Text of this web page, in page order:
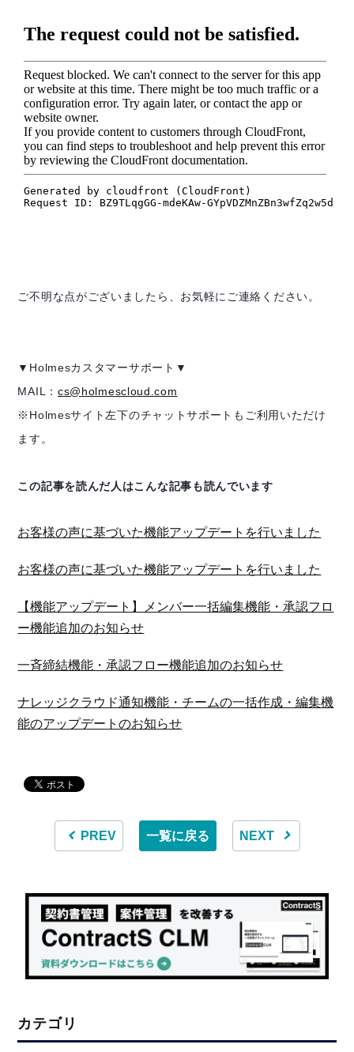
ご不明な点がございましたら、お気軽にご連絡ください。
▼Holmesカスタマーサポート▼
MAIL： cs@holmescloud.com
※Holmesサイト左下のチャットサポートもご利用いただけ
ます。
この記事を読んだ人はこんな記事も読んでいます
お客様の声に基づいた機能アップデートを行いました
お客様の声に基づいた機能アップデートを行いました
【機能アップデート】メンバー一括編集機能・承認フロ
ー機能追加のお知らせ
一斉締結機能・承認フロー機能追加のお知らせ
ナレッジクラウド通知機能・チームの一括作成・編集機
能のアップデートのお知らせ
PREV 一覧に戻る NEXT
カテゴリ